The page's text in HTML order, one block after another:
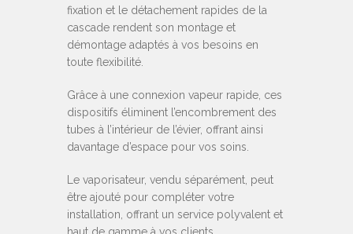
fixation et le détachement rapides de la
cascade rendent son montage et
démontage adaptés à vos besoins en
toute flexibilité.
Grâce à une connexion vapeur rapide, ces
dispositifs éliminent l’encombrement des
tubes à l’intérieur de l’évier, offrant ainsi
davantage d’espace pour vos soins.
Le vaporisateur, vendu séparément, peut
être ajouté pour compléter votre
installation, offrant un service polyvalent et
haut de gamme à vos clients.